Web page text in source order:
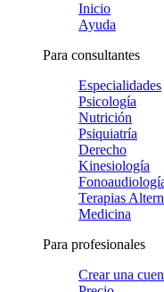
Inicio
Ayuda
Para consultantes
Especialidades
Psicología
Nutrición
Psiquiatría
Derecho
Kinesiología
Terapias
Medicina
Para profesionales
Crear una